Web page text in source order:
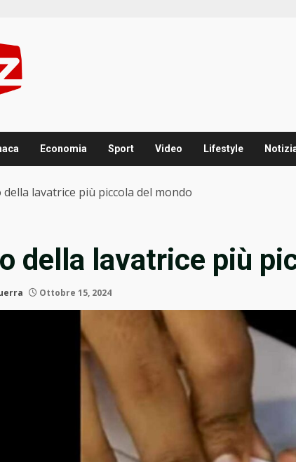
Economia Sport Video Lifestyle
della lavatrice più piccola del mondo
della lavatrice più
Ottobre 15, 2024